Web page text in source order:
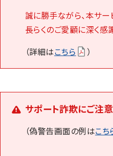
誠に勝手ながら、本サー
長らくのご愛顧に深く感
（詳細はこちら ）
サポート詐欺にご注
（偽警告画面の例はこち